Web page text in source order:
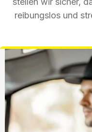
reibungslos und